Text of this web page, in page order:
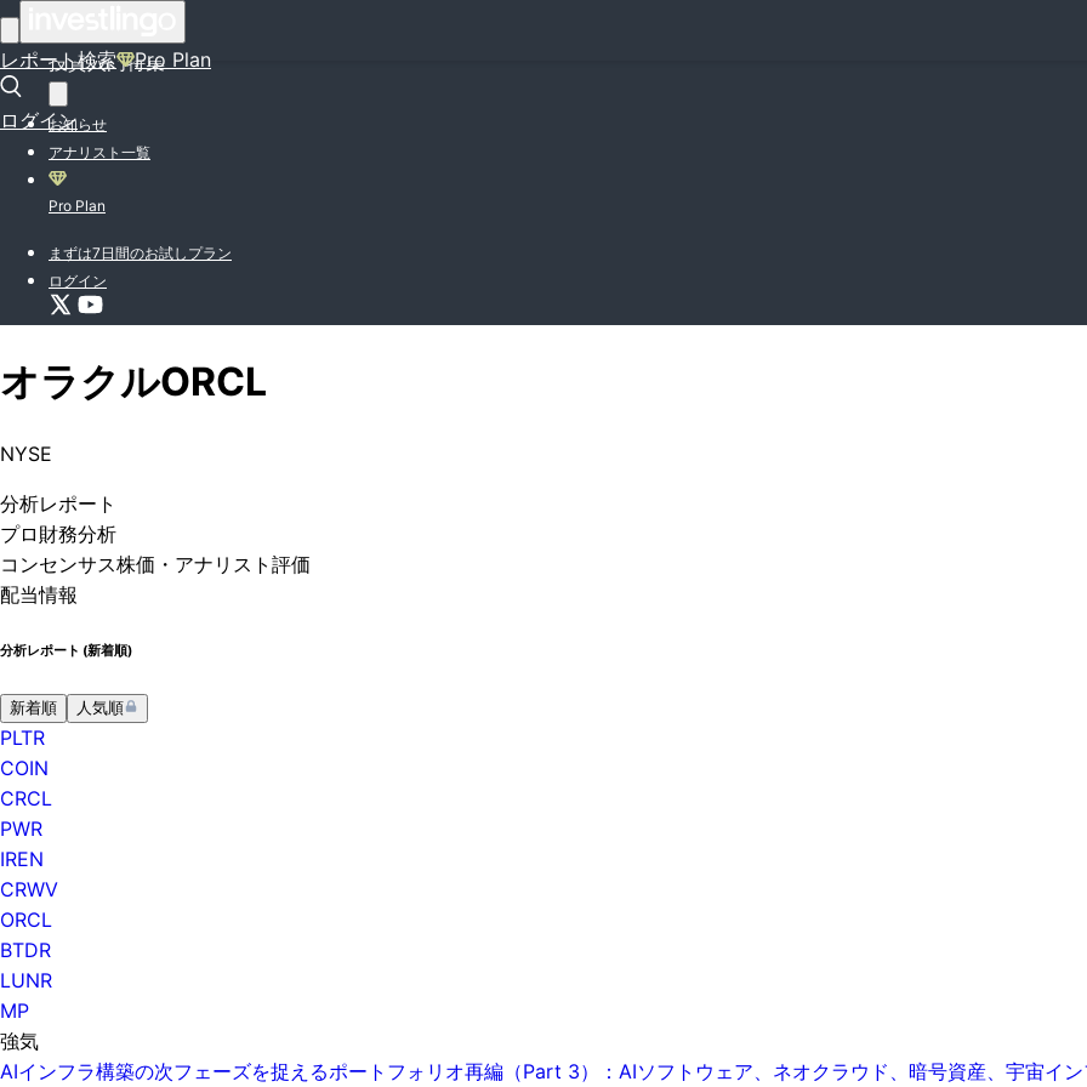
レポート検索 Pro Plan
ログイン
投資入門特集
お知らせ
アナリスト一覧
Pro Plan
まずは7日間のお試しプラン
ログイン
オラクルORCL
NYSE
分析レポート
プロ 財務分析
コンセンサス株価 ・アナリスト評価
配当情報
分析レポート (新着順)
新着順 人気順
PLTR
COIN
CRCL
PWR
IREN
CRWV
ORCL
BTDR
LUNR
MP
強気
AIインフラ構築の次フェーズを捉えるポートフォリオ再編（Part 3）：AIソフトウェア、ネオクラウド、暗号資産、宇宙イ